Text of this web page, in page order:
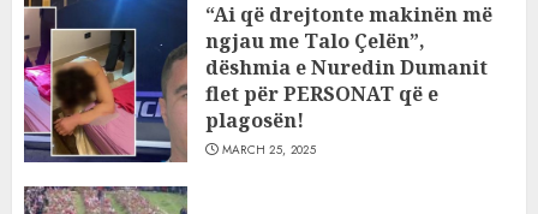
“Ai që drejtonte makinën më
ngjau me Talo Çelën”,
dëshmia e Nuredin Dumanit
flet për PERSONAT që e
plagosën!
MARCH 25, 2025